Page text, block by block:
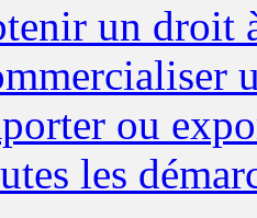
un droit
ou
les